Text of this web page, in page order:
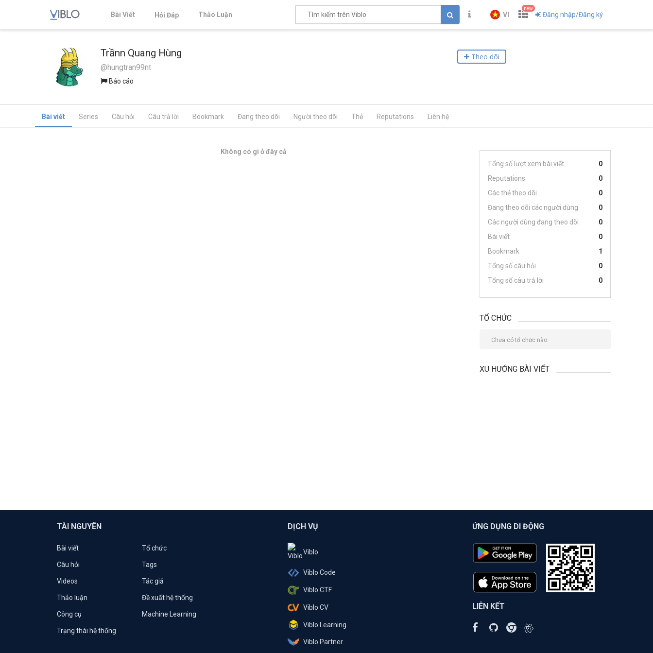
Bài Viết Hỏi Đáp Thảo Luận VI
new
Đăng nhập/Đăng ký
Trầnn Quang Hùng
@hungtran99nt
Báo cáo
Theo dõi
Bài viết Series Câu hỏi Câu trả lời Bookmark Đang theo dõi Người theo dõi Thẻ Reputations Liên hệ
Không có gì ở đây cả
Tổng số lượt xem bài viết
0
Reputations
0
Các thẻ theo dõi
0
Đang theo dõi các người dùng
0
Các người dùng đang theo dõi
0
Bài viết
0
Bookmark
1
Tổng số câu hỏi
0
Tổng số câu trả lời
0
TỔ CHỨC
Chưa có tổ chức nào.
XU HƯỚNG BÀI VIẾT
TÀI NGUYÊN
Bài viết Tổ chức
Câu hỏi Tags
Videos Tác giả
Thảo luận Đề xuất hệ thống
Công cụ Machine Learning
Trạng thái hệ thống
DỊCH VỤ
Viblo
Viblo Code
Viblo CTF
Viblo CV
Viblo Learning
Viblo Partner
ỨNG DỤNG DI ĐỘNG
LIÊN KẾT